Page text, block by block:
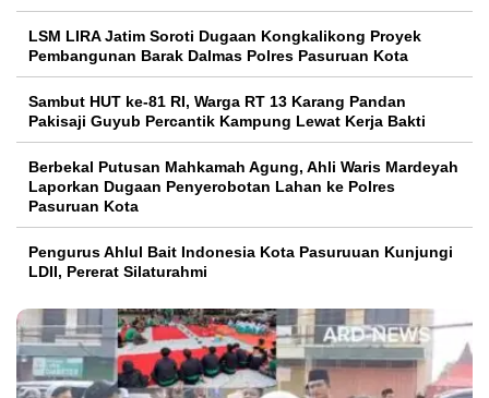
LSM LIRA Jatim Soroti Dugaan Kongkalikong Proyek
Pembangunan Barak Dalmas Polres Pasuruan Kota
Sambut HUT ke-81 RI, Warga RT 13 Karang Pandan
Pakisaji Guyub Percantik Kampung Lewat Kerja Bakti
Berbekal Putusan Mahkamah Agung, Ahli Waris Mardeyah
Laporkan Dugaan Penyerobotan Lahan ke Polres
Pasuruan Kota
Pengurus Ahlul Bait Indonesia Kota Pasuruuan Kunjungi
LDII, Pererat Silaturahmi